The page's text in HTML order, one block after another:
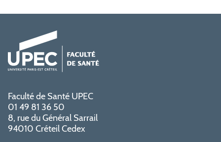
Faculté de Santé UPEC
01 49 81 36 50
8, rue du Général Sarrail
94010 Créteil Cedex